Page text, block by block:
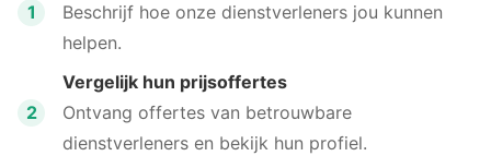
1
Beschrijf hoe onze dienstverleners jou kunnen
helpen.
2
Vergelijk hun prijsoffertes
Ontvang offertes van betrouwbare
dienstverleners en bekijk hun profiel.